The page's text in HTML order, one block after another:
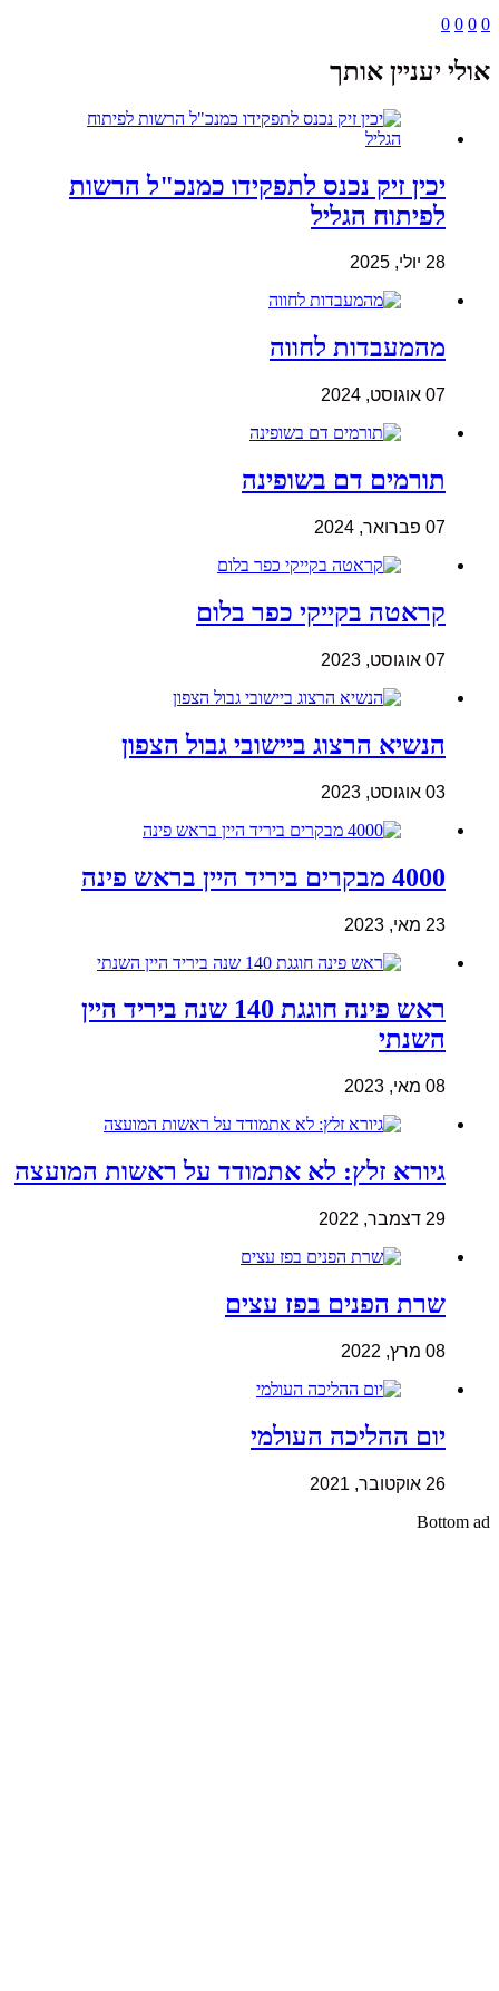
0
0
0
0
אולי יעניין אותך
יכין זיק נכנס לתפקידו כמנכ"ל הרשות
לפיתוח הגליל
28 יולי, 2025
מהמעבדות לחווה
07 אוגוסט, 2024
תורמים דם בשופינה
07 פברואר, 2024
קראטה בקייקי כפר בלום
07 אוגוסט, 2023
הנשיא הרצוג ביישובי גבול הצפון
03 אוגוסט, 2023
4000 מבקרים ביריד היין בראש פינה
23 מאי, 2023
ראש פינה חוגגת 140 שנה ביריד היין
השנתי
08 מאי, 2023
גיורא זלץ: לא אתמודד על ראשות המועצה
29 דצמבר, 2022
שרת הפנים בפז עצים
08 מרץ, 2022
יום ההליכה העולמי
26 אוקטובר, 2021
Bottom ad